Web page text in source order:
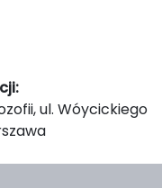
ul. Wóycickiego